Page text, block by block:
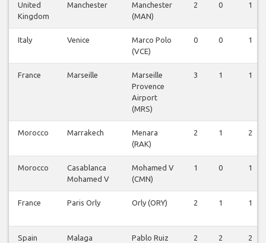
United
Kingdom
Manchester
Manchester
(MAN)
2 0 1
Italy Venice
Marco Polo
(VCE)
0 0 1
France Marseille
Marseille
Provence
Airport
(MRS)
3 1 1
Morocco Marrakech
Menara
(RAK)
2 1 2
Morocco
Casablanca
Mohamed V
Mohamed V
(CMN)
1 0 1
France Paris Orly Orly (ORY) 2 1 1
Spain Malaga
Pablo Ruiz
2 2 2